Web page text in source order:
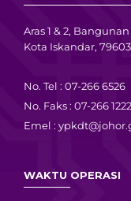
Aras 1 & 2,
Kota Iskandar,
No. Tel : 07-266 6526
No. Faks : 07-266 1222
Emel :
WAKTU OPERASI